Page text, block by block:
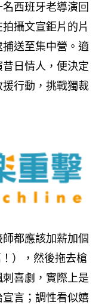
西班牙老導演回
攝文宣鉅片的片
送至集中營。適
日情人，便決定
行動，挑戰獨裁
都應該加薪加個
），然後拖去槍
喜劇，實際上是
言；調性看似嬉